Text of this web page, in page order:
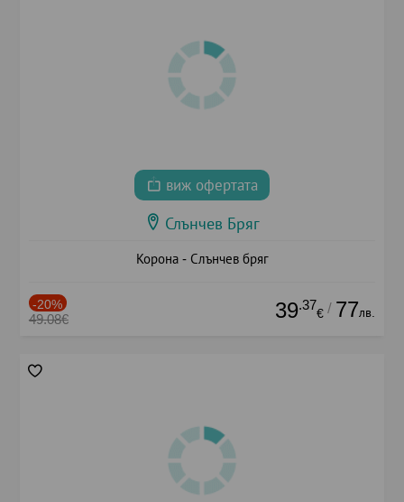
виж офертата
Слънчев Бряг
Корона - Слънчев бряг
-20%
49.08€ 39.37
€ / 77лв.